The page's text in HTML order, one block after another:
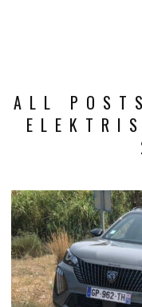
ALL